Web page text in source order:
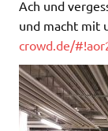
Ach und
und macht mit
crowd.de/